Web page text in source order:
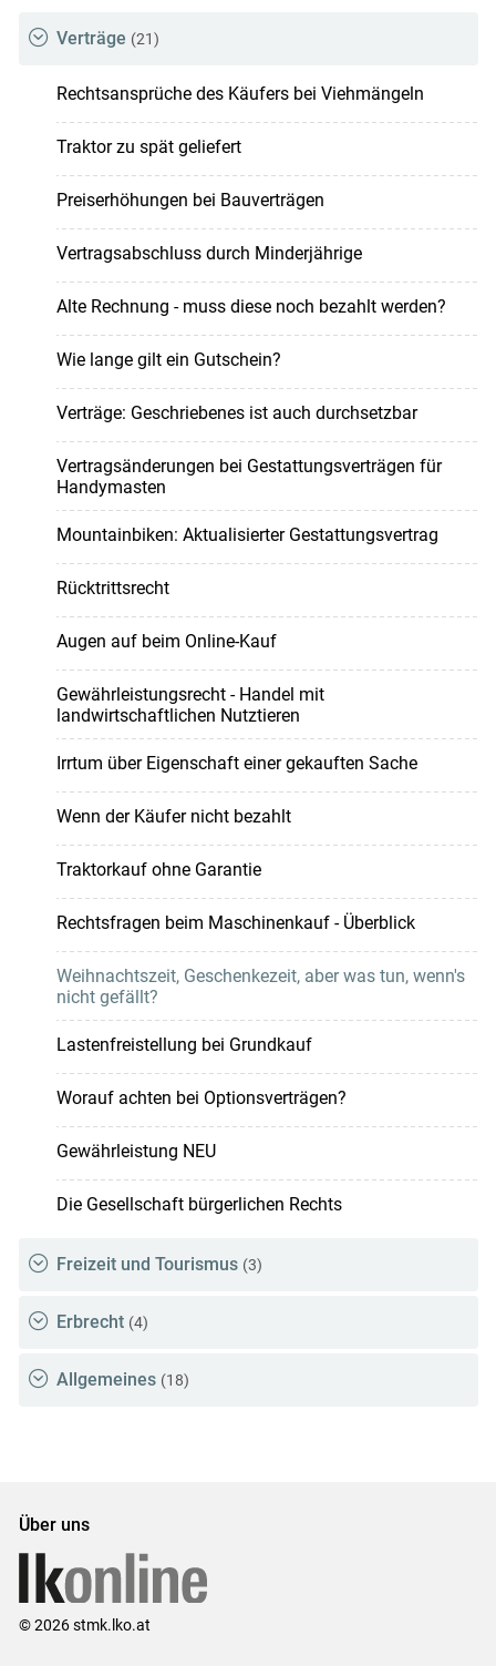
Verträge (21)
Rechtsansprüche des Käufers bei Viehmängeln
Traktor zu spät geliefert
Preiserhöhungen bei Bauverträgen
Vertragsabschluss durch Minderjährige
Alte Rechnung - muss diese noch bezahlt werden?
Wie lange gilt ein Gutschein?
Verträge: Geschriebenes ist auch durchsetzbar
Vertragsänderungen bei Gestattungsverträgen für
Handymasten
Mountainbiken: Aktualisierter Gestattungsvertrag
Rücktrittsrecht
Augen auf beim Online-Kauf
Gewährleistungsrecht - Handel mit
landwirtschaftlichen Nutztieren
Irrtum über Eigenschaft einer gekauften Sache
Wenn der Käufer nicht bezahlt
Traktorkauf ohne Garantie
Rechtsfragen beim Maschinenkauf - Überblick
Weihnachtszeit, Geschenkezeit, aber was tun, wenn's
nicht gefällt?
Lastenfreistellung bei Grundkauf
Worauf achten bei Optionsverträgen?
Gewährleistung NEU
Die Gesellschaft bürgerlichen Rechts
Freizeit und Tourismus (3)
Erbrecht (4)
Allgemeines (18)
Über uns
© 2026 stmk.lko.at